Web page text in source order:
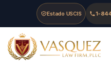
Skip to main content
Skip to navigation
Skip to footer
Estado USCIS 1-
Vasquez Law Firm - Home